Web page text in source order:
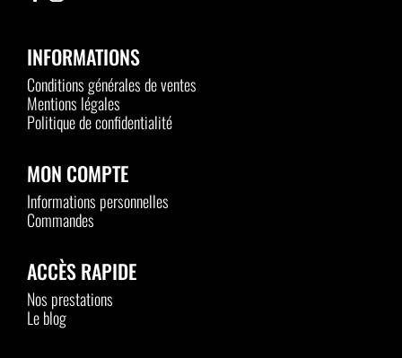
INFORMATIONS
Conditions générales de ventes
Mentions légales
Politique de confidentialité
MON COMPTE
Informations personnelles
Commandes
ACCÈS RAPIDE
Nos prestations
Le blog